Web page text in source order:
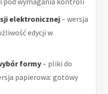
elektronicznej– wersja
edycji w
formy– pliki do
papierowa: gotowy